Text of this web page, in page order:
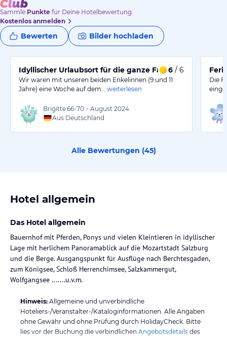
Sammle Punkte für Deine Hotelbewertung.
Kostenlos anmelden
Bewerten Bilder hochladen
Idyllischer Urlaubsort für die ganze Familie
6 / 6
Wir waren mit unseren beiden Enkelinnen (9 und 11
Jahre) eine Woche auf dem…
weiterlesen
Brigitte66-70 • August 2024
Aus Deutschland
Die
Alle Bewertungen (45)
Hotel allgemein
Das Hotel allgemein
Bauernhof mit Pferden, Ponys und vielen Kleintieren in idyllischer
Lage mit herlichem Panoramablick auf die Mozartstadt Salzburg
und die Berge. Ausgangspunkt für Ausflüge nach Berchtesgaden,
zum Königsee, Schloß Herrenchimsee, Salzkammergut,
Wolfgangsee .......u.v.m.
Hinweis: Allgemeine und unverbindliche
Hoteliers-/Veranstalter-/Kataloginformationen. Alle Angaben
ohne Gewähr und ohne Prüfung durch HolidayCheck. Bitte
lies vor der Buchung die verbindlichen Angebotsdetails des